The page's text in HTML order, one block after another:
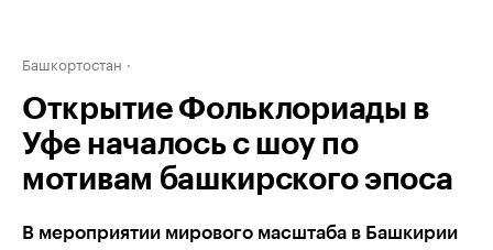
Башкортостан
Открытие Фольклориады в
Уфе началось с шоу по
мотивам башкирского эпоса
В мероприятии мирового масштаба в Башкирии